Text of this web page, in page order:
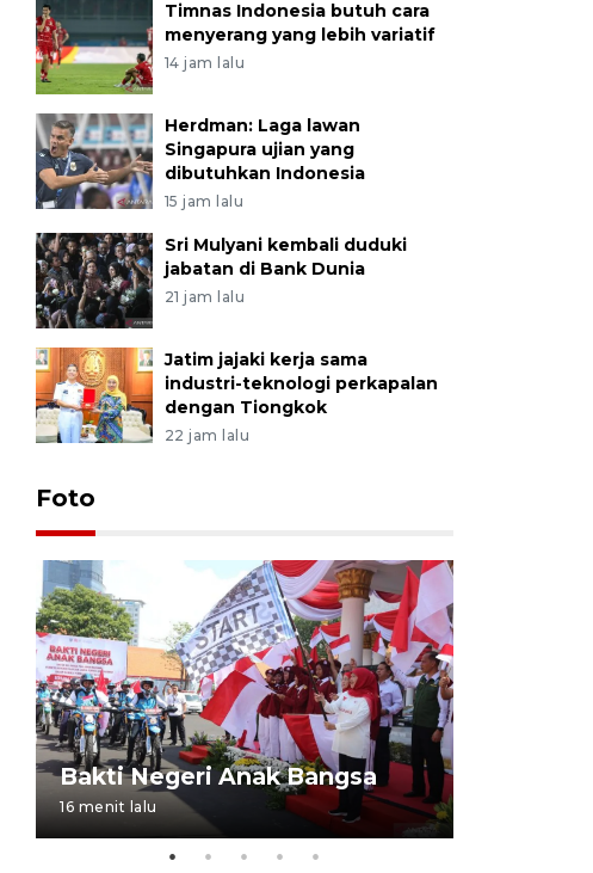
Timnas Indonesia butuh cara
menyerang yang lebih variatif
14 jam lalu
Herdman: Laga lawan
Singapura ujian yang
dibutuhkan Indonesia
15 jam lalu
Sri Mulyani kembali duduki
jabatan di Bank Dunia
21 jam lalu
Jatim jajaki kerja sama
industri-teknologi perkapalan
dengan Tiongkok
22 jam lalu
Foto
Bakti Negeri Anak Bangsa
16 menit lalu